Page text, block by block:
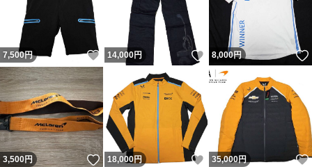
7,500円 いいね！
14,000円 いいね！
8,000円
3,500円 いいね！
18,000円 いいね！
35,000円